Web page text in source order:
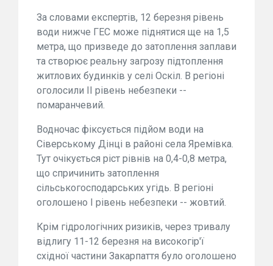
За словами експертів, 12 березня рівень
води нижче ГЕС може піднятися ще на 1,5
метра, що призведе до затоплення заплави
та створює реальну загрозу підтоплення
житлових будинків у селі Оскіл. В регіоні
оголосили II рівень небезпеки --
помаранчевий.
Водночас фіксується підйом води на
Сіверському Дінці в районі села Яремівка.
Тут очікується ріст рівнів на 0,4-0,8 метра,
що спричинить затоплення
сільськогосподарських угідь. В регіоні
оголошено I рівень небезпеки -- жовтий.
Крім гідрологічних ризиків, через тривалу
відлигу 11-12 березня на високогір'ї
східної частини Закарпаття було оголошено